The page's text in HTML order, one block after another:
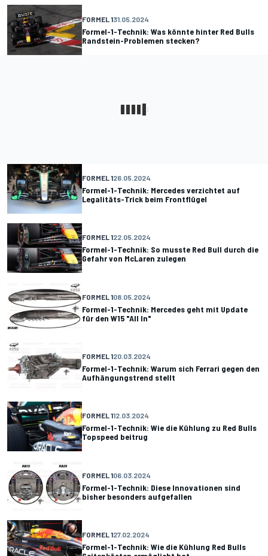
FORMEL 131.05.2024
Formel-1-Technik: Was könnte hinter Red Bulls
Randstein-Problemen stecken?
FORMEL 126.05.2024
Formel-1-Technik: Mercedes verzichtet auf
Legalitäts-Trick beim Frontflügel
FORMEL 122.05.2024
Formel-1-Technik: So musste Red Bull durch die
Gefahr von McLaren zulegen
FORMEL 108.05.2024
Formel-1-Technik: Mercedes geht mit Update
für den W15 "All In"
FORMEL 120.03.2024
Formel-1-Technik: Warum sich Ferrari gegen den
Aufhängungstrend stellt
FORMEL 112.03.2024
Formel-1-Technik: Wie die Kühlung zu Red Bulls
Topspeed beitrug
FORMEL 106.03.2024
Formel-1-Technik: Diese Innovationen sind
bisher besonders aufgefallen
FORMEL 127.02.2024
Formel-1-Technik: Wie die Kühlung Red Bulls